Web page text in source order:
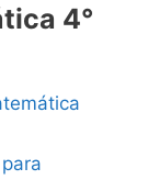
4°